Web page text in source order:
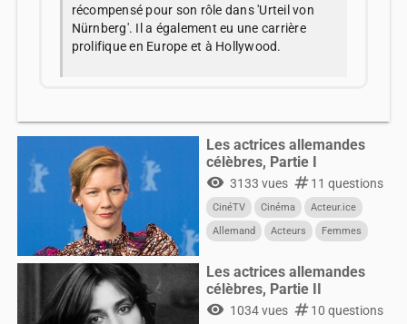
récompensé pour son rôle dans 'Urteil von
Nürnberg'. Il a également eu une carrière
prolifique en Europe et à Hollywood.
Les actrices allemandes
célèbres, Partie I
visibility 3133 vues numbers11 questions
CinéTV Cinéma
Acteur.ice
Allemand
Acteurs Femmes
Les actrices allemandes
célèbres, Partie II
visibility 1034 vues numbers10 questions